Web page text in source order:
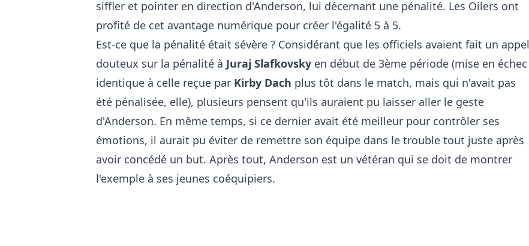
siffler et pointer en direction d'Anderson, lui décernant une pénalité. Les Oilers ont
profité de cet avantage numérique pour créer l'égalité 5 à 5.
Est-ce que la pénalité était sévère ? Considérant que les officiels avaient fait un appel
douteux sur la pénalité à Juraj Slafkovsky en début de 3ème période (mise en échec
identique à celle reçue par Kirby Dach plus tôt dans le match, mais qui n'avait pas
été pénalisée, elle), plusieurs pensent qu'ils auraient pu laisser aller le geste
d'Anderson. En même temps, si ce dernier avait été meilleur pour contrôler ses
émotions, il aurait pu éviter de remettre son équipe dans le trouble tout juste après
avoir concédé un but. Après tout, Anderson est un vétéran qui se doit de montrer
l'exemple à ses jeunes coéquipiers.